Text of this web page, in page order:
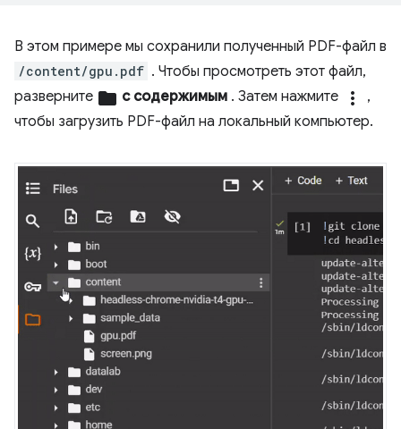
В этом примере мы сохранили полученный PDF-файл в
/content/gpu.pdf . Чтобы просмотреть этот файл,
разверните folder с содержимым . Затем нажмите more_vert
,
чтобы загрузить PDF-файл на локальный компьютер.